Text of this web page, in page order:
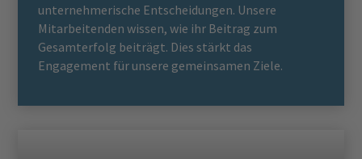
unternehmerische Entscheidungen. Unsere
Mitarbeitenden wissen, wie ihr Beitrag zum
Gesamterfolg beiträgt. Dies stärkt das
Engagement für unsere gemeinsamen Ziele.